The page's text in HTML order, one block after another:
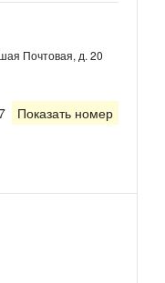
Почтовая, д. 20
Показать номер